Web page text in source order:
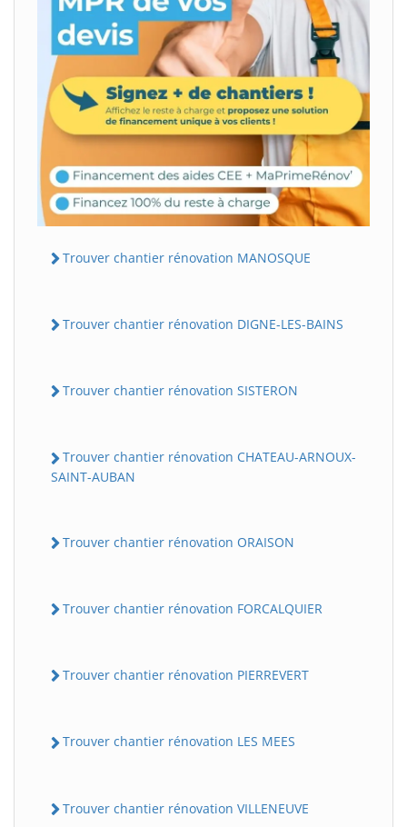
Trouver chantier rénovation MANOSQUE
Trouver chantier rénovation DIGNE-LES-BAINS
Trouver chantier rénovation SISTERON
Trouver chantier rénovation CHATEAU-ARNOUX-
SAINT-AUBAN
Trouver chantier rénovation ORAISON
Trouver chantier rénovation FORCALQUIER
Trouver chantier rénovation PIERREVERT
Trouver chantier rénovation LES MEES
Trouver chantier rénovation VILLENEUVE